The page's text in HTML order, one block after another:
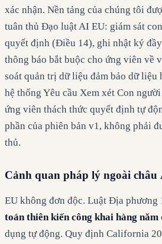
xác nhận. Nền tảng của chúng tôi
tuân thủ Đạo luật AI EU: giám sát
quyết định (Điều 14), ghi nhật ký
thông báo bắt buộc cho ứng viên về
soát quản trị dữ liệu đảm bảo dữ liệu
hệ thống Yêu cầu Xem xét Con
ứng viên thách thức quyết định tự
phần của phiên bản v1, không phải
thủ.
Cảnh quan pháp lý ngoài châu
EU không đơn độc. Luật Địa phương
toán thiên kiến công khai hàng năm
dụng tự động. Quy định California